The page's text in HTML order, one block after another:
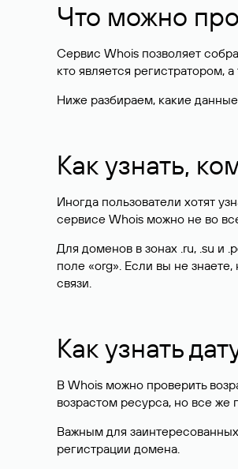
Что можно
Сервис Whois позволяет
кто является регистратором, а
Ниже разбираем, какие
Как узнать,
Иногда пользователи хотят
сервисе Whois можно не во
Для доменов в зонах .ru, .su и
поле «org». Если вы не
связи.
Как узнать
В Whois можно проверить
возрастом ресурса, но все же
Важным для
регистрации домена.